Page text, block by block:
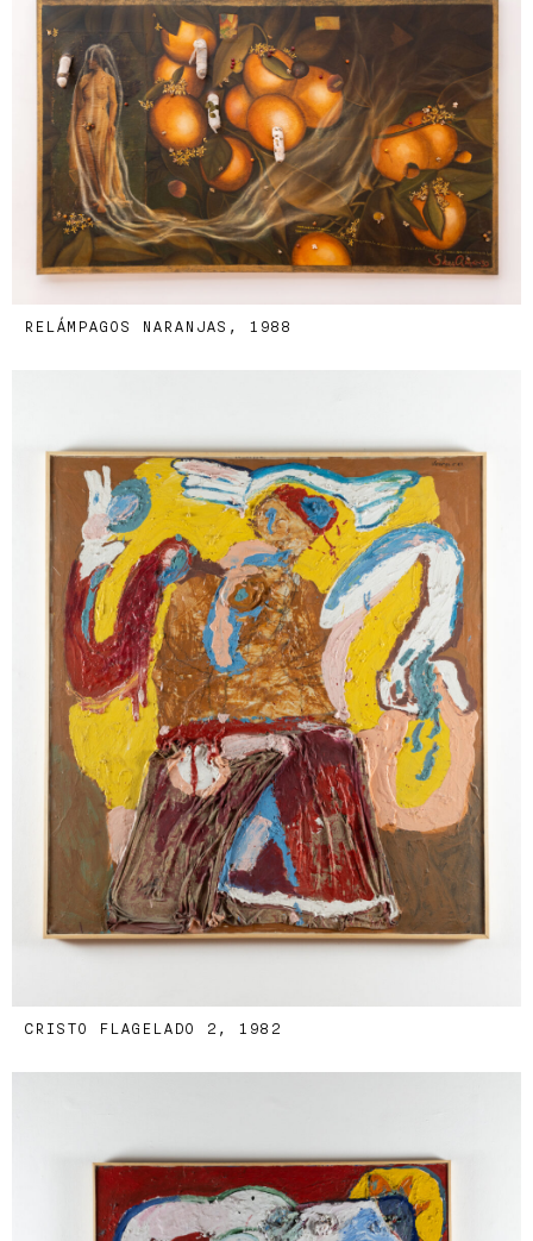
RELÁMPAGOS NARANJAS, 1988
CRISTO FLAGELADO 2, 1982